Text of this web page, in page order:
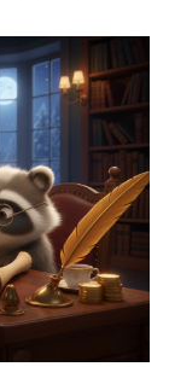
하며, 전체
량을 갖출 수
해 확인하실 수